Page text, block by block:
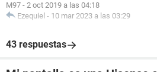
M97 - 2 oct 2019 a las 04:18
Ezequiel - 10 mar 2023 a las 03:29
43 respuestas